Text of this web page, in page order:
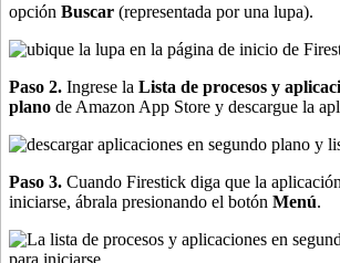
opción Buscar (representada por una lupa).
Paso 2. Ingrese la Lista de procesos y
plano de Amazon App Store y descargue la
Paso 3. Cuando Firestick diga que la
iniciarse, ábrala presionando el botón Menú.